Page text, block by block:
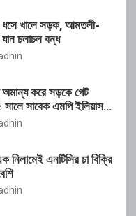
খালে সড়ক, আমতলী-
চলাচল বন্ধ
অমান্য করে সড়কে গেট
সালে সাবেক এমপি ইলিয়াস
অভিযোগ
নিলামেই এনটিসির চা বিক্রি